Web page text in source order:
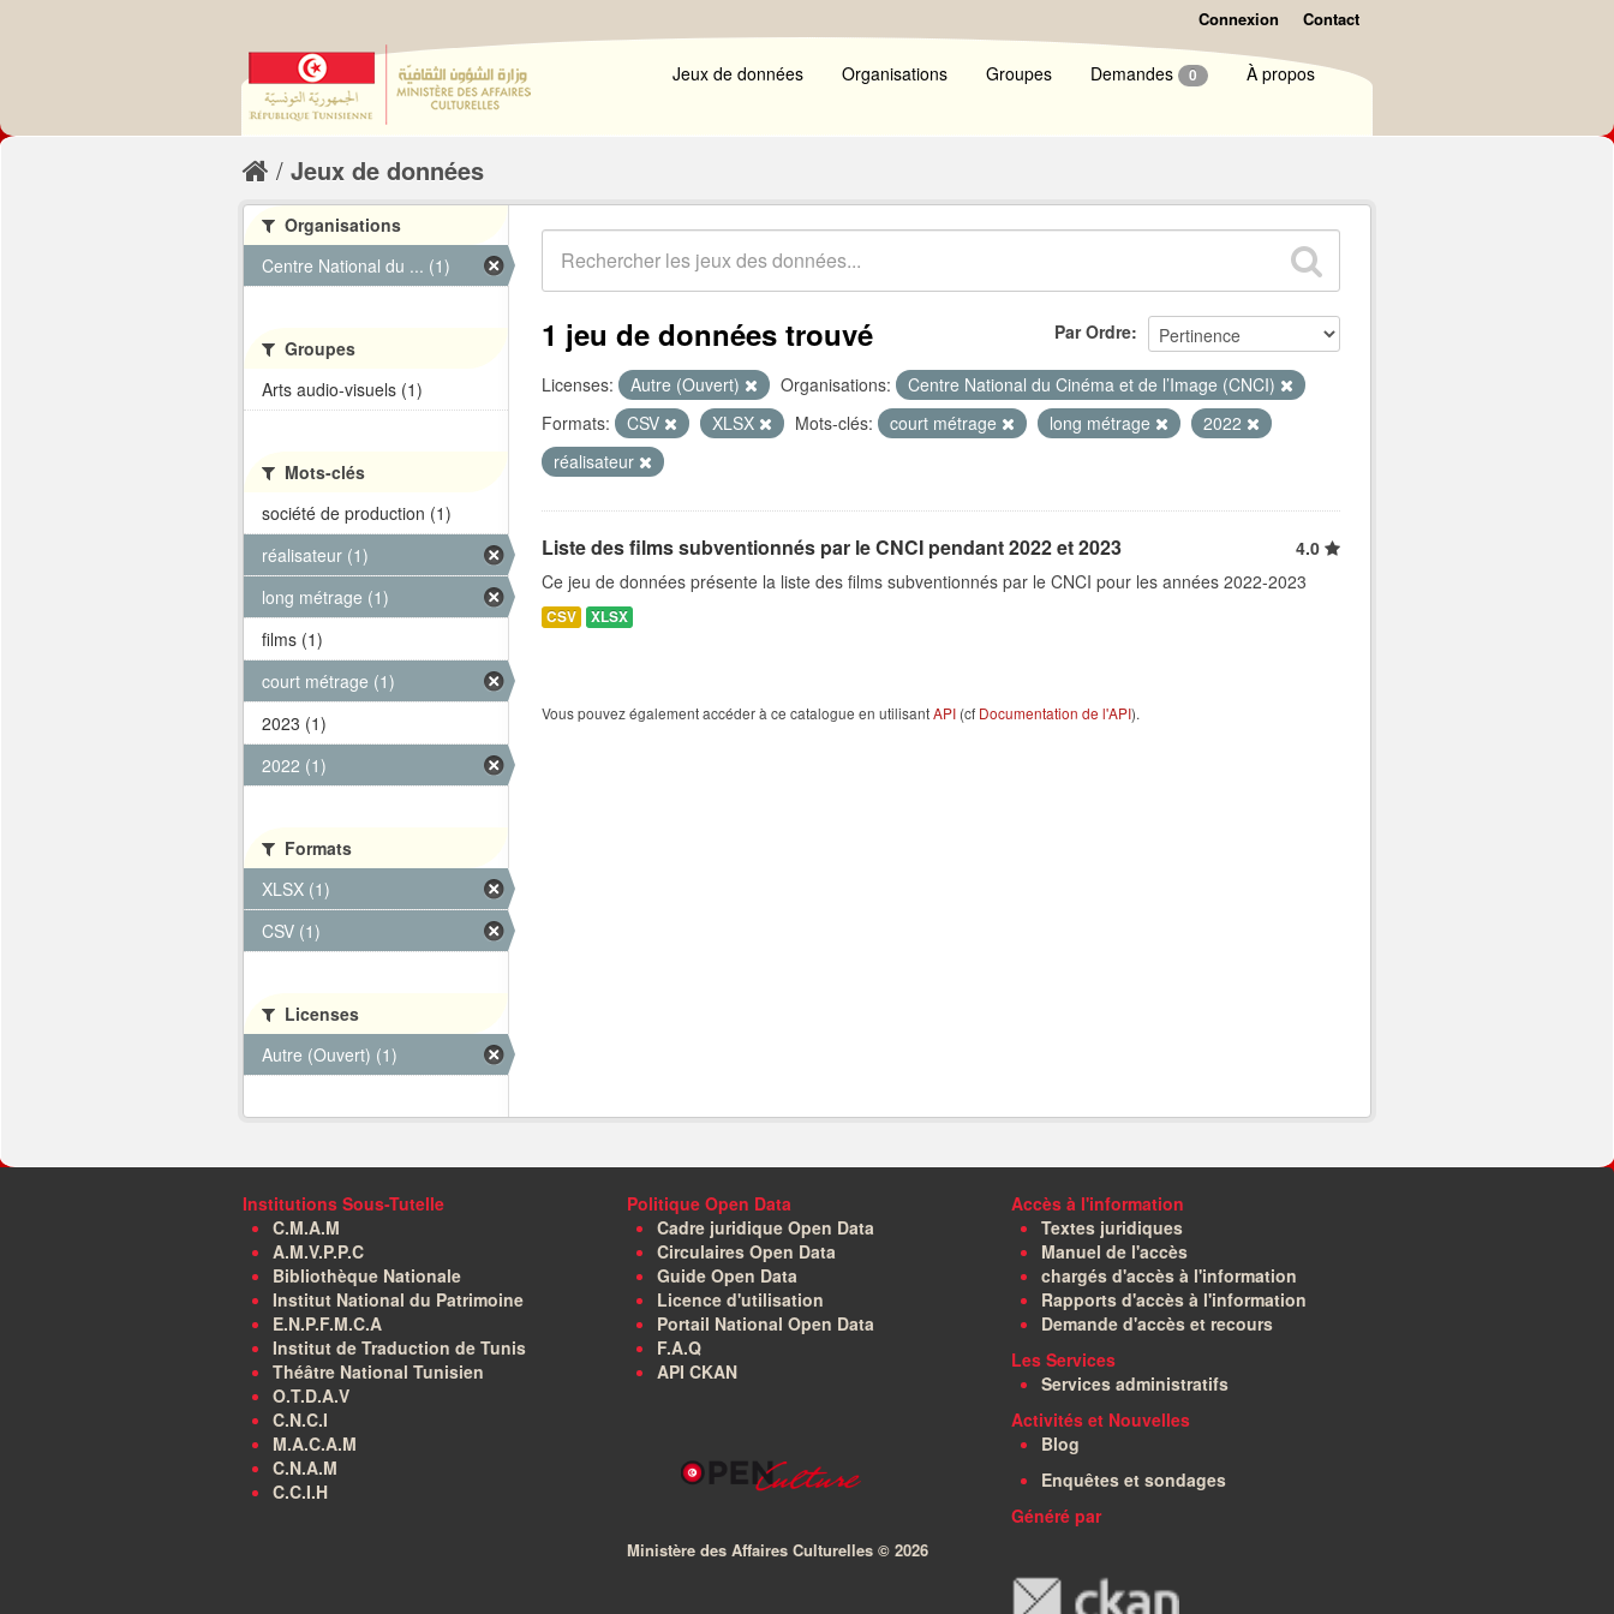
Connexion Contact
Jeux de données Organisations Groupes Demandes 0 À propos
Jeux de données
Par Ordre
1 jeu de données trouvé
Licenses: Autre (Ouvert) Organisations:
Centre National du Cinéma et de l’Image (CNCI)
Formats:
CSV XLSX Mots-clés: court métrage long métrage
2022
réalisateur
Liste des films subventionnés par le CNCI pendant 2022 et 2023
4.0
Ce jeu de données présente la liste des films subventionnés par le CNCI pour les années 2022-2023
CSV XLSX
Vous pouvez également accéder à ce catalogue en utilisantAPI (cf Documentation de l'API).
Organisations
Centre National du ... (1)
Groupes
Arts audio-visuels (1)
Mots-clés
société de production (1)
réalisateur (1)
long métrage (1)
films (1)
court métrage (1)
2023 (1)
2022 (1)
Formats
XLSX (1)
CSV (1)
Licenses
Autre (Ouvert) (1)
Institutions Sous-Tutelle
C.M.A.M
A.M.V.P.P.C
Bibliothèque Nationale
Institut National du Patrimoine
E.N.P.F.M.C.A
Institut de Traduction de Tunis
Théâtre National Tunisien
O.T.D.A.V
C.N.C.I
M.A.C.A.M
C.N.A.M
C.C.I.H
Politique Open Data
Cadre juridique Open Data
Circulaires Open Data
Guide Open Data
Licence d'utilisation
Portail National Open Data
F.A.Q
API CKAN
Ministère des Affaires Culturelles © 2026
Accès à l'information
Textes juridiques
Manuel de l'accès
chargés d'accès à l'information
Rapports d'accès à l'information
Demande d'accès et recours
Les Services
Services administratifs
Activités et Nouvelles
Blog
Enquêtes et sondages
Généré par